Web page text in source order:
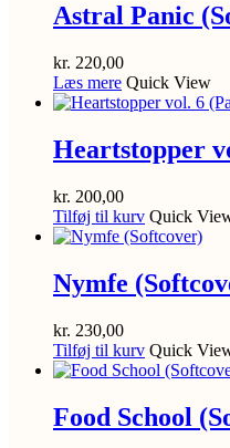
Astral Panic
kr. 220,00
Læs mere Quick View
Heartstopper
kr. 200,00
Tilføj til kurv Quick
Nymfe
kr. 230,00
Tilføj til kurv Quick
Food School